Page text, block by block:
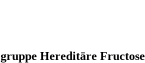
Hereditäre